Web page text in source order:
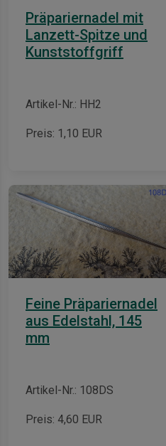
Präpariernadel mit
Lanzett-Spitze und
Kunststoffgriff
Artikel-Nr.: HH2
Preis: 1,10 EUR
Feine Präpariernadel
aus Edelstahl, 145
mm
Artikel-Nr.: 108DS
Preis: 4,60 EUR